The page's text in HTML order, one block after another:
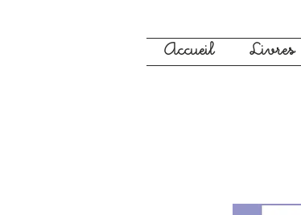
Accueil Livres